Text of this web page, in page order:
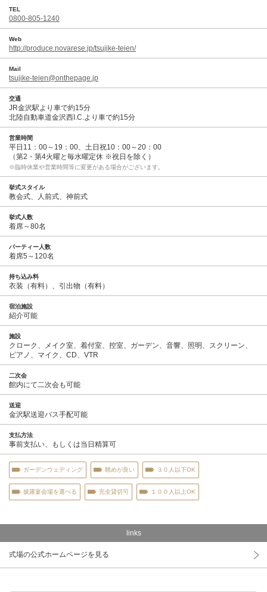
TEL
0800-805-1240
Web
http://produce.novarese.jp/tsujike-teien/
Mail
tsujike-teien@onthepage.jp
交通
JR金沢駅より車で約15分
北陸自動車道金沢西I.C.より車で約15分
営業時間
平日11：00～19：00、土日祝10：00～20：00
（第2・第4火曜と毎水曜定休 ※祝日を除く）
※臨時休業や営業時間等に変更がある場合がございます。
挙式スタイル
教会式、人前式、神前式
挙式人数
着席～80名
パーティー人数
着席5～120名
持ち込み料
衣装（有料）、引出物（有料）
宿泊施設
紹介可能
施設
クローク、メイク室、着付室、控室、ガーデン、音響、照明、スクリーン、
ピアノ、マイク、CD、VTR
二次会
館内にて二次会も可能
送迎
金沢駅送迎バス手配可能
支払方法
事前支払い、もしくは当日精算可
ガーデンウェディング 眺めが良い ３０人以下OK
披露宴会場を選べる 完全貸切可 １００人以上OK
links
式場の公式ホームページを見る